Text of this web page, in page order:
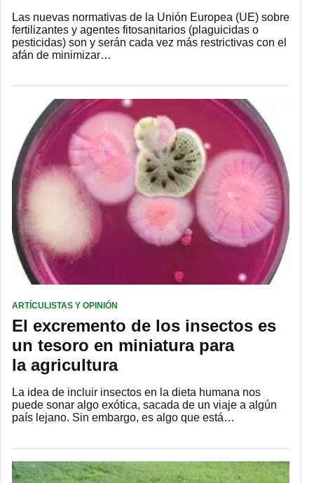
Las nuevas normativas de la Unión Europea (UE) sobre
fertilizantes y agentes fitosanitarios (plaguicidas o
pesticidas) son y serán cada vez más restrictivas con el
afán de minimizar…
ARTÍCULISTAS Y OPINIÓN
El excremento de los insectos es
un tesoro en miniatura para
la agricultura
La idea de incluir insectos en la dieta humana nos
puede sonar algo exótica, sacada de un viaje a algún
país lejano. Sin embargo, es algo que está…